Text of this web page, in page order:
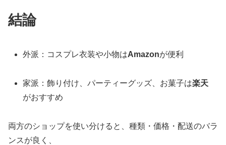
結論
外派：コスプレ衣装や小物はAmazonが便利
家派：飾り付け、パーティーグッズ、お菓子は楽天
がおすすめ
両方のショップを使い分けると、種類・価格・配送のバラ
ンスが良く、